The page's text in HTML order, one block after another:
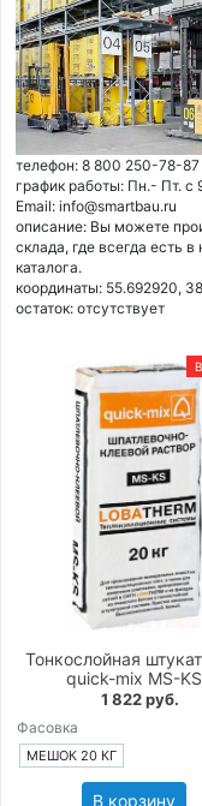
телефон: 8 800 250-78-87
график работы: Пн.- Пт. с
Email: info@smartbau.ru
описание: Вы можете
склада, где всегда есть
каталога.
координаты: 55.692920,
остаток: отсутствует
Тонкослойная
quick-mix MS-KS
1 822 руб.
Фасовка
МЕШОК 20 КГ
В корзину